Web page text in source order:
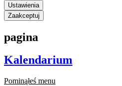
Ustawienia
Zaakceptuj
pagina
Kalendarium
Pominąłeś menu